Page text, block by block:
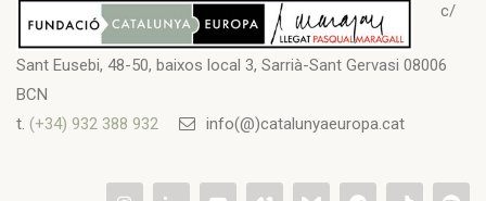
c/
Sant Eusebi, 48-50, baixos local 3, Sarrià-Sant Gervasi 08006
BCN
t. (+34) 932 388 932 info(@)catalunyaeuropa.cat